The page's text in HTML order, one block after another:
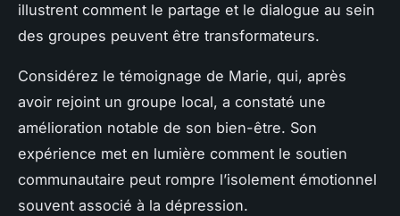
illustrent comment le partage et le dialogue au sein
des groupes peuvent être transformateurs.
Considérez le témoignage de Marie, qui, après
avoir rejoint un groupe local, a constaté une
amélioration notable de son bien-être. Son
expérience met en lumière comment le soutien
communautaire peut rompre l’isolement émotionnel
souvent associé à la dépression.